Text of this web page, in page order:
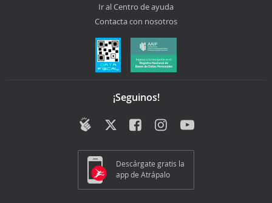
Ir al Centro de ayuda
Contacta con nosotros
¡Seguinos!
Descárgate gratis la
app de Atrápalo